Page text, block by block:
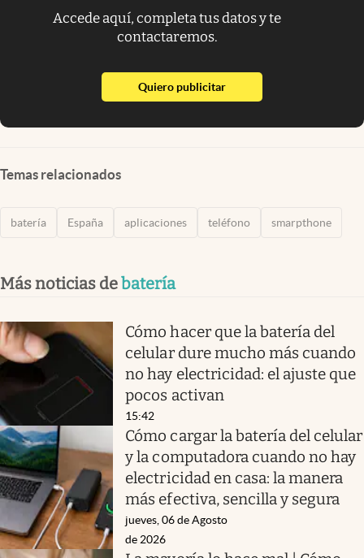
Accede aquí, completa tus datos y te
contactaremos.
Quiero publicitarabre en nueva pestaña
Temas relacionados
batería España aplicaciones teléfono smarpthone
Más noticias debatería
Cómo hacer que la batería del
celular dure mucho más cuando
no hay electricidad: el ajuste que
pocos activan
15:42
Cómo cargar la batería del celular
y la computadora cuando no hay
electricidad en casa: la manera
más efectiva, sencilla y segura
jueves, 06 de Agosto
de 2026